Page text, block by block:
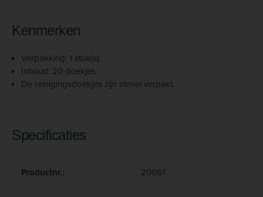
Kenmerken
Verpakking: 1 stuk(s).
Inhoud: 20 doekjes.
De reinigingsdoekjes zijn steriel verpakt.
Specificaties
Productnr.: 20061